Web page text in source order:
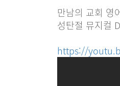
만남의 교회 영
성탄절 뮤지컬
https://